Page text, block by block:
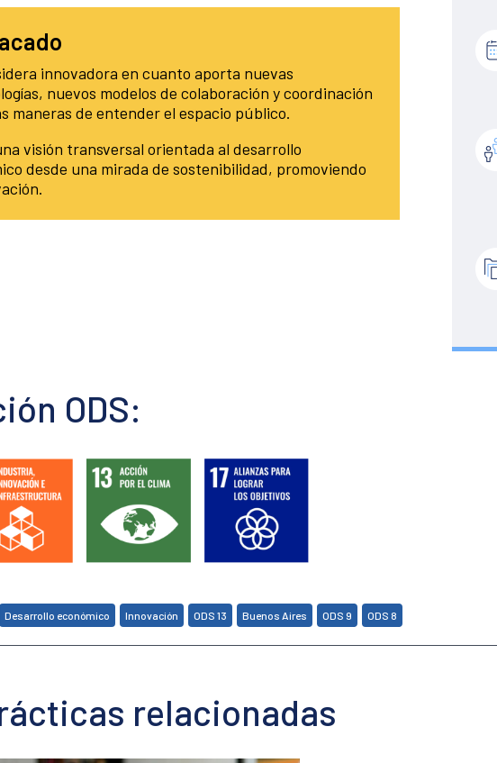
innovadora en cuanto aporta nuevas
nuevos modelos de colaboración y coordinación
maneras de entender el espacio público.
visión transversal orientada al desarrollo
desde una mirada de sostenibilidad, promoviendo
ODS:
Desarrollo económico Innovación ODS 13 Buenos Aires ODS 9 ODS 8
relacionadas